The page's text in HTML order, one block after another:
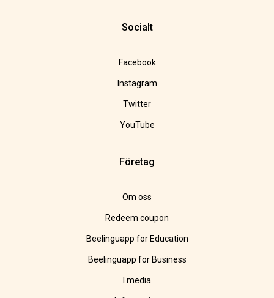
Socialt
Facebook
Instagram
Twitter
YouTube
Företag
Om oss
Redeem coupon
Beelinguapp for Education
Beelinguapp for Business
I media